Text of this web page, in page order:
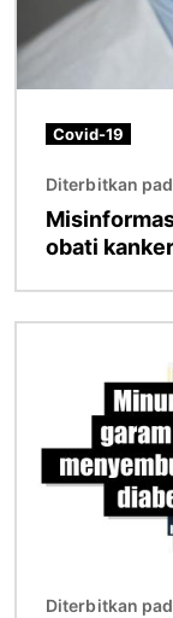
Covid-19
Diterbitkan
obati
Diterbitkan